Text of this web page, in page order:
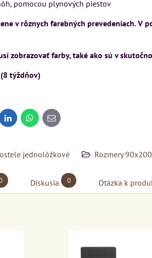
pomocou plynových piestov
v rôznych farebných prevedeniach. V
zobrazovať farby, také ako sú v
týždňov)
LinkedInWhatsApp
E-
mail
jednolôžkové Rozmery
Diskusia 0 Otázka k